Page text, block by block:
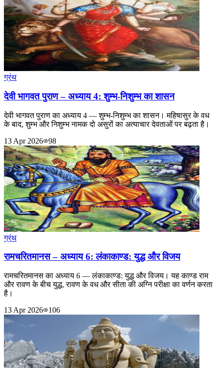
ग्रंथ
देवी भागवत पुराण – अध्याय 4: शुम्भ-निशुम्भ का शासन
देवी भागवत पुराण का अध्याय 4 — शुम्भ-निशुम्भ का शासन। महिषासुर के वध
के बाद, शुम्भ और निशुम्भ नामक दो असुरों का अत्याचार देवताओं पर बढ़ता है।
13 Apr 2026
98
ग्रंथ
रामचरितमानस – अध्याय 6: लंकाकाण्ड: युद्ध और विजय
रामचरितमानस का अध्याय 6 — लंकाकाण्ड: युद्ध और विजय। यह काण्ड राम
और रावण के बीच युद्ध, रावण के वध और सीता की अग्नि परीक्षा का वर्णन करता
है।
13 Apr 2026
106